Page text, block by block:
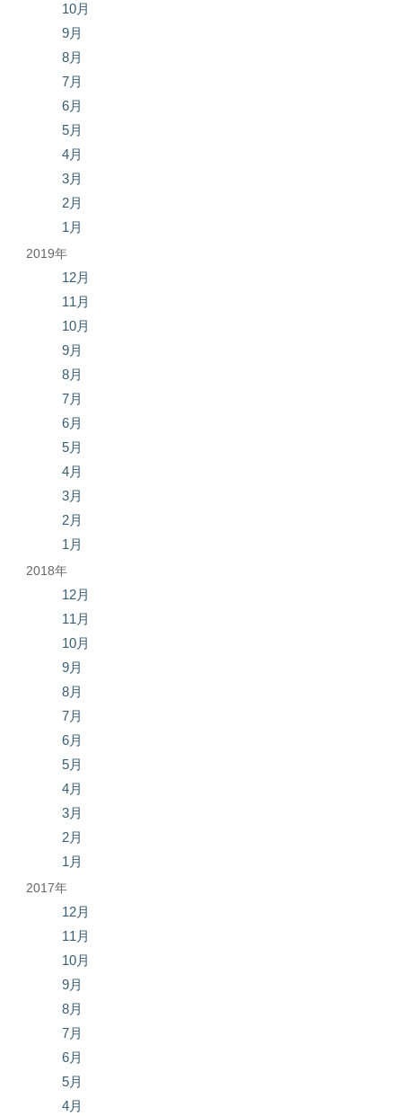
10月
9月
8月
7月
6月
5月
4月
3月
2月
1月
2019年
12月
11月
10月
9月
8月
7月
6月
5月
4月
3月
2月
1月
2018年
12月
11月
10月
9月
8月
7月
6月
5月
4月
3月
2月
1月
2017年
12月
11月
10月
9月
8月
7月
6月
5月
4月